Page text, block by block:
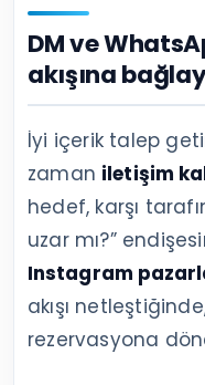
DM ve
akışına
İyi içerik talep
zaman iletişim
hedef, karşı
uzar mı?”
Instagram
akışı
rezervasyona